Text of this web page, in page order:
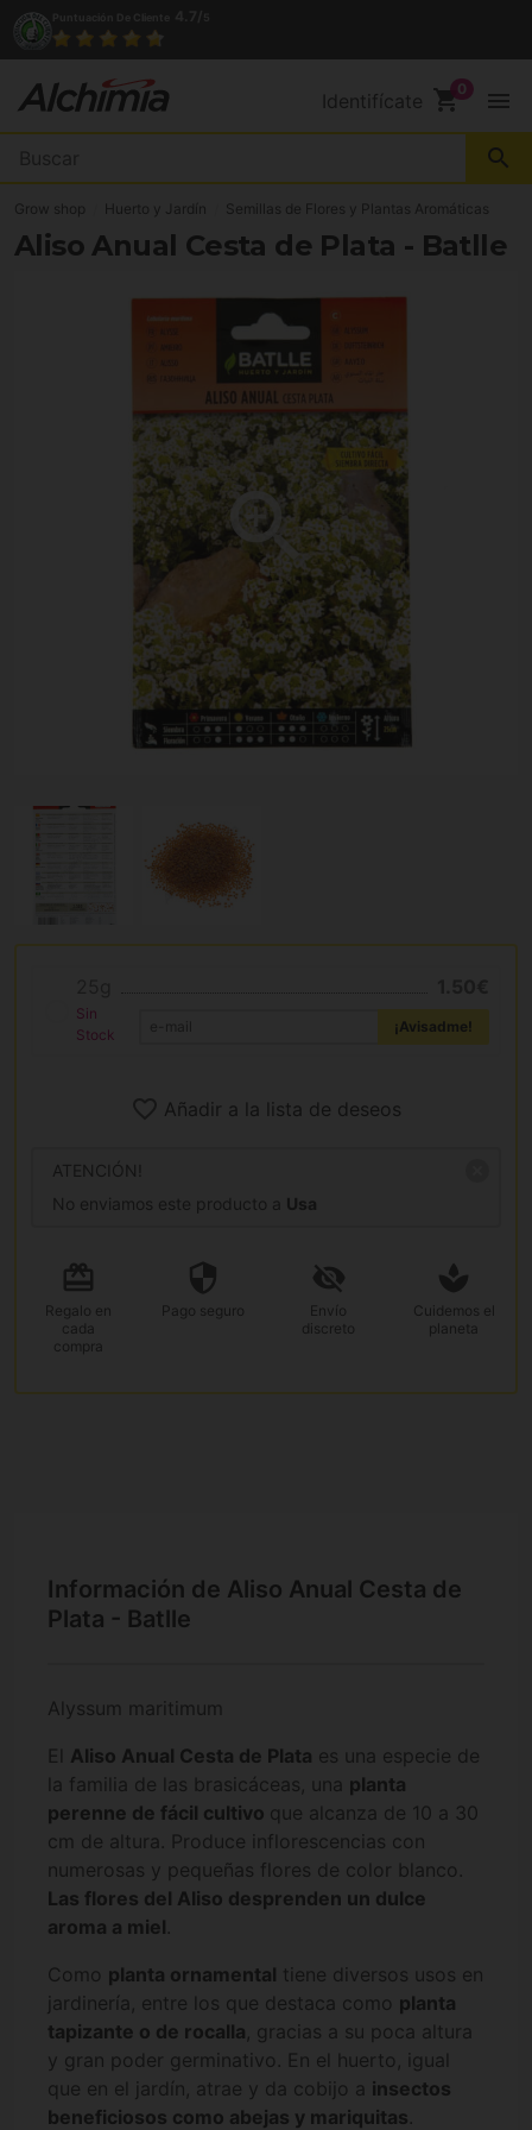
Identifícate shopping_cart menu
search
Grow shop Huerto y Jardín Semillas de Flores y Plantas Aromáticas
Aliso Anual Cesta de Plata - Batlle
Sin
Stock
¡Avisadme!
Añadir a la lista de deseos
ATENCIÓN!
No enviamos este producto a Usa
Regalo en
cada
compra
Pago seguro
Envío
discreto
Cuidemos el
planeta
Información de Aliso Anual Cesta de
Plata - Batlle
Alyssum maritimum
El Aliso Anual Cesta de Plata es una especie de
la familia de las brasicáceas, una planta
perenne de fácil cultivo que alcanza de 10 a 30
cm de altura. Produce inflorescencias con
numerosas y pequeñas flores de color blanco.
Las flores del Aliso desprenden un dulce
aroma a miel.
Como planta ornamental tiene diversos usos en
jardinería, entre los que destaca como planta
tapizante o de rocalla, gracias a su poca altura
y gran poder germinativo. En el huerto, igual
que en el jardín, atrae y da cobijo a insectos
beneficiosos como abejas y mariquitas.